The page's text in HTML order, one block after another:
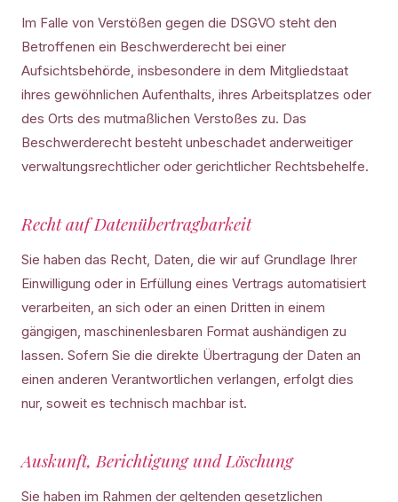
Im Falle von Verstößen gegen die DSGVO steht den
Betroffenen ein Beschwerderecht bei einer
Aufsichtsbehörde, insbesondere in dem Mitgliedstaat
ihres gewöhnlichen Aufenthalts, ihres Arbeitsplatzes oder
des Orts des mutmaßlichen Verstoßes zu. Das
Beschwerderecht besteht unbeschadet anderweitiger
verwaltungsrechtlicher oder gerichtlicher Rechtsbehelfe.
Recht auf Datenübertragbarkeit
Sie haben das Recht, Daten, die wir auf Grundlage Ihrer
Einwilligung oder in Erfüllung eines Vertrags automatisiert
verarbeiten, an sich oder an einen Dritten in einem
gängigen, maschinenlesbaren Format aushändigen zu
lassen. Sofern Sie die direkte Übertragung der Daten an
einen anderen Verantwortlichen verlangen, erfolgt dies
nur, soweit es technisch machbar ist.
Auskunft, Berichtigung und Löschung
Sie haben im Rahmen der geltenden gesetzlichen